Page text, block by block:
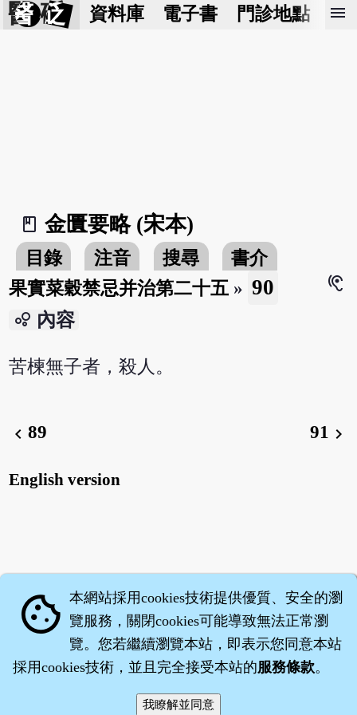
醫 砭 資料庫 電子書 門診地點 預
menu
book_2
金匱要略 (宋本)
目錄 注音 搜尋
書介
果實菜穀禁忌并治第二十五 » 90
hearing
bubble_chart 內容
苦楝無子者，殺人。
chevron_left89 91 chevron_right
English version
‧沈藥子©2008～2026
cookie 本網站採用cookies技術提供優質、安全的瀏
覽服務，關閉cookies可能導致無法正常瀏
覽。您若繼續瀏覽本站，即表示您同意本站
採用cookies技術，並且完全接受本站的服務條款。